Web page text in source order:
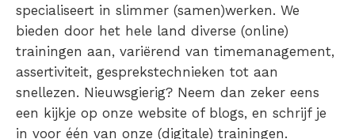
specialiseert in slimmer (samen)werken. We
bieden door het hele land diverse (online)
trainingen aan, variërend van timemanagement,
assertiviteit, gesprekstechnieken tot aan
snellezen. Nieuwsgierig? Neem dan zeker eens
een kijkje op onze website of blogs, en schrijf je
in voor één van onze (digitale) trainingen.